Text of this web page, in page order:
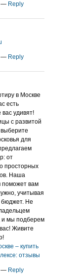
— Reply
— Reply
в Москве
есть
удивят!
с развитой
для
от
просторных
Наша
поможет вам
учитывая
Не
и мы подберем
Живите
– купить
отзывы
— Reply